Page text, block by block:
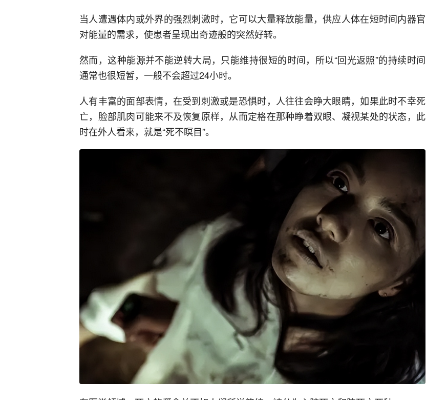
当人遭遇体内或外界的强烈刺激时，它可以大量释放能量，供应人体在短时间内器官
对能量的需求，使患者呈现出奇迹般的突然好转。
然而，这种能源并不能逆转大局，只能维持很短的时间，所以“回光返照”的持续时间
通常也很短暂，一般不会超过24小时。
人有丰富的面部表情，在受到刺激或是恐惧时，人往往会睁大眼睛，如果此时不幸死
亡，脸部肌肉可能来不及恢复原样，从而定格在那种睁着双眼、凝视某处的状态，此
时在外人看来，就是“死不瞑目”。